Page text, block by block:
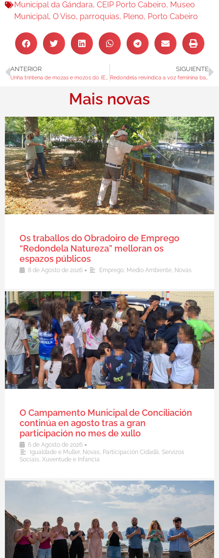
Municipal da Gándara, CEIP Porto Cabeiro, Museo
Municipal, O Viso, parroquias, Pleno, Porto Cabeiro
ANTERIOR
Unha trintena de mozas e mozos do IES Chapela fórmanse para mellorar a convivencia escolar
SIGUIENTE
Redondela reivindica a voz feminina baixo o lema “Palabra de Muller” na programación do 8M
Mais novas
Os traballos do Obradoiro de Emprego
“Redondela Natureza” melloran os
espazos públicos
8 de Agosto de 2026 • Emprego, Medio Ambiente, Novas
O Campamento Municipal de Conciliación
continúa en agosto tras a gran
participación no mes de xullo
6 de Agosto de 2026 •
Igualdade e Muller, Novas, Participación Cidadá, Servizos
Sociais, Xuventude e Infancia